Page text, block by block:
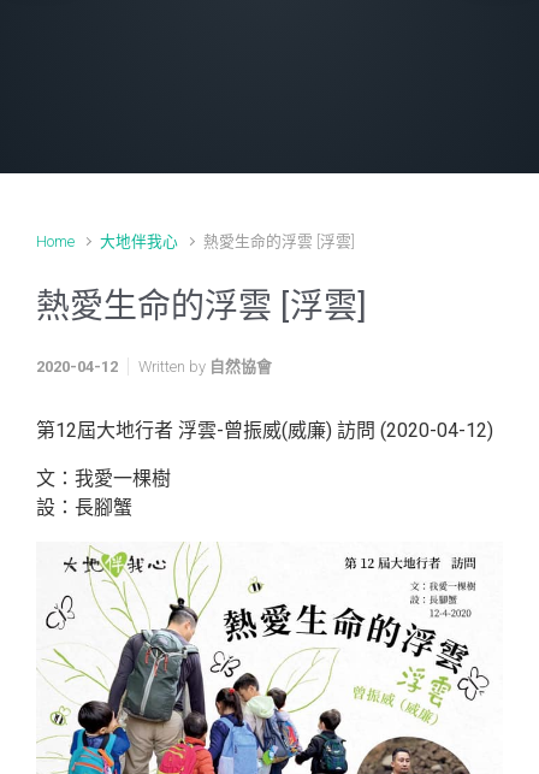
Home 大地伴我心 熱愛生命的浮雲 [浮雲]
熱愛生命的浮雲 [浮雲]
2020-04-12 Written by 自然協會
第12屆大地行者 浮雲-曾振威(威廉) 訪問 (2020-04-12)
文：我愛一棵樹
設：長腳蟹